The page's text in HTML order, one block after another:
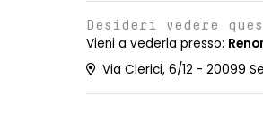
Desideri vedere
Vieni a vederla presso:
Via Clerici, 6/12 - 20099